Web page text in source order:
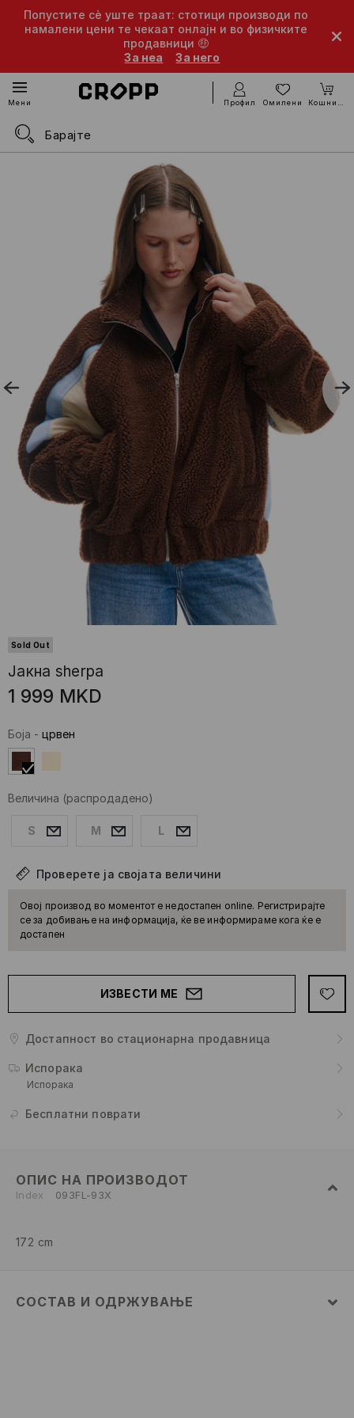
Попустите сè уште траат: стотици производи по
намалени цени те чекаат онлајн и во физичките
продавници 🤑
За неа
За него
Мени Профил Омилени Кошничка
Sold Out
Јакна sherpa
1 999 MKD
Боја - црвен
Величина (распродадено)
S M L
Проверете ја својата величини
Овој производ во моментот е недостапен online. Регистрирајте
се за добивање на информација, ќе ве информираме кога ќе е
достапен
ИЗВЕСТИ МЕ
Достапност во стационарна продавница
Испорака
Испорака
Бесплатни поврати
ОПИС НА ПРОИЗВОДОТ
Index 093FL-93X
172 cm
СОСТАВ И ОДРЖУВАЊЕ